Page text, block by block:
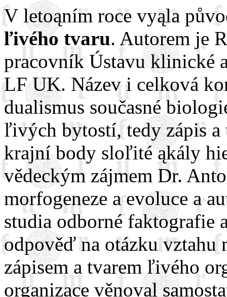
V letoąním roce vyąla
ľivého tvaru. Autorem je
pracovník Ústavu klinické
LF UK. Název i celková
dualismus současné
ľivých bytostí, tedy zápis
krajní body sloľité ąkály
vědeckým zájmem Dr.
morfogeneze a evoluce a
studia odborné faktografie
odpověď na otázku
zápisem a tvarem ľivého
organizace věnoval